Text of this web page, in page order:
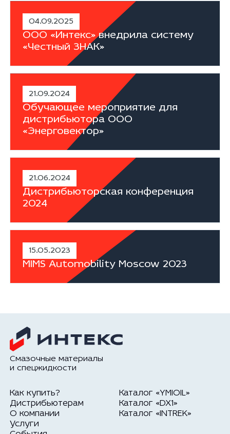
04.09.2025
ООО «Интекс» внедрила систему
«Честный ЗНАК»
21.09.2024
Обучающее мероприятие для
дистрибьютора ООО
«Энерговектор»
21.06.2024
Дистрибьюторская конференция
2024
15.05.2023
MIMS Automobility Moscow 2023
Смазочные материалы
и спецжидкости
Как купить?
Дистрибьютерам
О компании
Услуги
Каталог «YMIOIL»
Каталог «DX1»
Каталог «INTREK»